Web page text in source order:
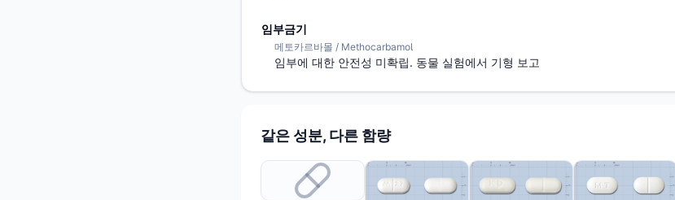
임부금기
메토카르바몰 / Methocarbamol
임부에 대한 안전성 미확립. 동물 실험에서 기형 보고
같은 성분, 다른 함량